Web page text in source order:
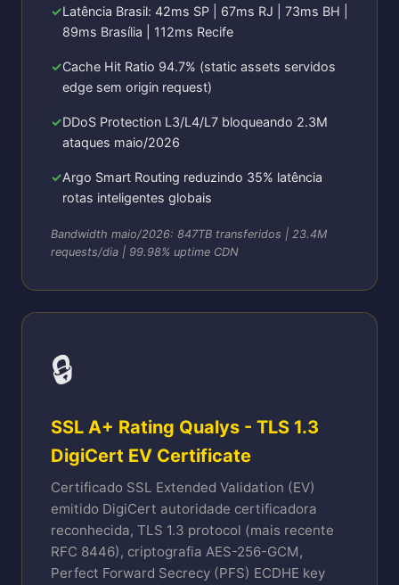
Latência Brasil: 42ms SP | 67ms RJ | 73ms BH |
89ms Brasília | 112ms Recife
Cache Hit Ratio 94.7% (static assets servidos
edge sem origin request)
DDoS Protection L3/L4/L7 bloqueando 2.3M
ataques maio/2026
Argo Smart Routing reduzindo 35% latência
rotas inteligentes globais
Bandwidth maio/2026: 847TB transferidos | 23.4M
requests/dia | 99.98% uptime CDN
🔒
SSL A+ Rating Qualys - TLS 1.3
DigiCert EV Certificate
Certificado SSL Extended Validation (EV)
emitido DigiCert autoridade certificadora
reconhecida, TLS 1.3 protocol (mais recente
RFC 8446), criptografia AES-256-GCM,
Perfect Forward Secrecy (PFS) ECDHE key